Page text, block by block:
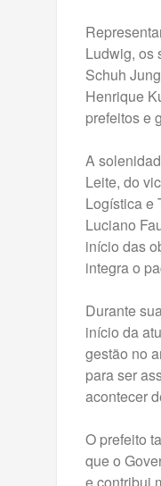
Ludwig, os
Schuh
Henrique
prefeitos e
A
Leite, do
Logística e
Luciano
início das
integra o
Durante
início da
gestão no
para ser
acontecer
O prefeito
que o